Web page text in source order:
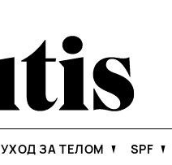
УХОД ЗА ТЕЛОМ SPF